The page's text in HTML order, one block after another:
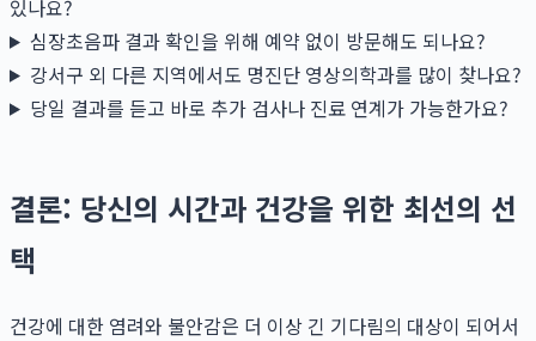
있나요?
심장초음파 결과 확인을 위해 예약 없이 방문해도 되나요?
강서구 외 다른 지역에서도 명진단 영상의학과를 많이 찾나요?
당일 결과를 듣고 바로 추가 검사나 진료 연계가 가능한가요?
결론: 당신의 시간과 건강을 위한 최선의 선
택
건강에 대한 염려와 불안감은 더 이상 긴 기다림의 대상이 되어서